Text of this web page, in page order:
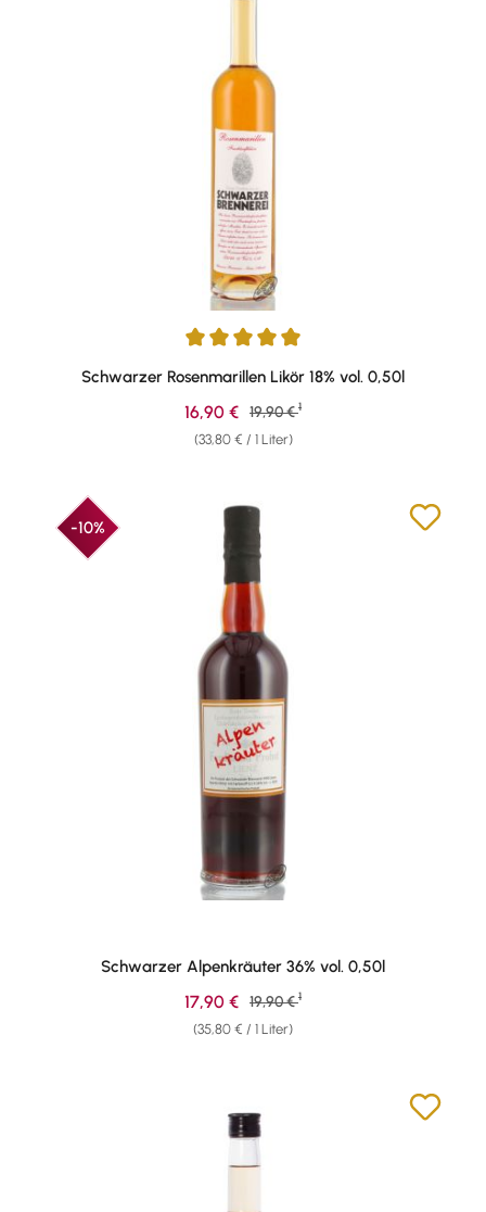
Durchschnittliche Bewertung von 5 von 5 Sternen
Schwarzer Rosenmarillen Likör 18% vol. 0,50l
(33,80 € / 1 Liter)
Verkaufspreis:
16,90 € Regulärer Preis:
19,90 € 1
-10%
Schwarzer Alpenkräuter 36% vol. 0,50l
(35,80 € / 1 Liter)
Verkaufspreis:
17,90 € Regulärer Preis:
19,90 € 1